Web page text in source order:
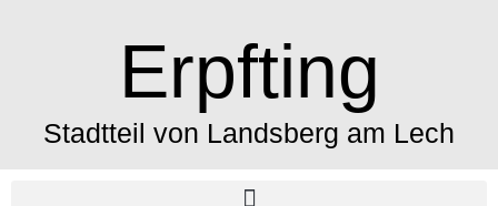
Erpfting
Stadtteil von Landsberg am Lech